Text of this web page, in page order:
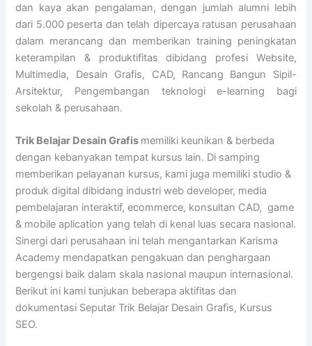
dan kaya akan pengalaman, dengan jumlah alumni lebih
dari 5.000 peserta dan telah dipercaya ratusan perusahaan
dalam merancang dan memberikan training peningkatan
keterampilan & produktifitas dibidang profesi Website,
Multimedia, Desain Grafis, CAD, Rancang Bangun Sipil-
Arsitektur, Pengembangan teknologi e-learning bagi
sekolah & perusahaan.
Trik Belajar Desain Grafis memiliki keunikan & berbeda
dengan kebanyakan tempat kursus lain. Di samping
memberikan pelayanan kursus, kami juga memiliki studio &
produk digital dibidang industri web developer, media
pembelajaran interaktif, ecommerce, konsultan CAD, game
& mobile aplication yang telah di kenal luas secara nasional.
Sinergi dari perusahaan ini telah mengantarkan Karisma
Academy mendapatkan pengakuan dan penghargaan
bergengsi baik dalam skala nasional maupun internasional.
Berikut ini kami tunjukan beberapa aktifitas dan
dokumentasi Seputar Trik Belajar Desain Grafis, Kursus
SEO.